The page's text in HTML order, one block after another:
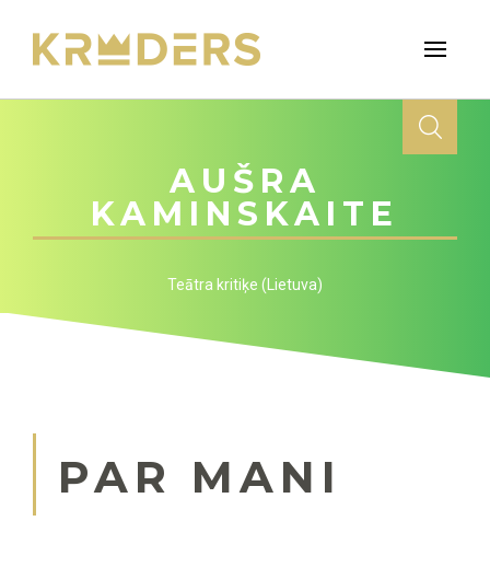
AUŠRA
KAMINSKAITE
Teātra kritiķe (Lietuva)
PAR MANI